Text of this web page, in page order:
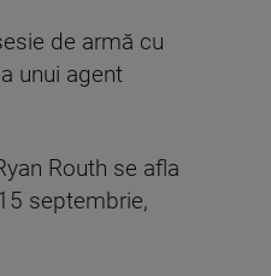
de armă cu
unui agent
Routh se afla
septembrie,